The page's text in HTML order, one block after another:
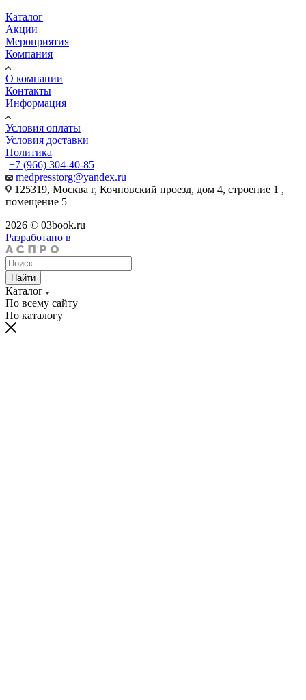
Каталог
Акции
Мероприятия
Компания
О компании
Контакты
Информация
Условия оплаты
Условия доставки
Политика
+7 (966) 304-40-85
medpresstorg@yandex.ru
125319, Москва г, Кочновский проезд, дом 4, строение 1 ,
помещение 5
2026 © 03book.ru
Разработано в
Найти
Каталог
По всему сайту
По каталогу